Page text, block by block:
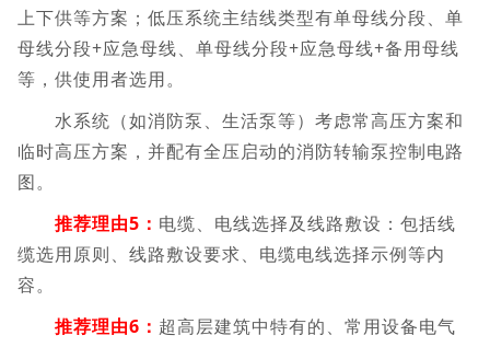
上下供等方案；低压系统主结线类型有单母线分段、单
母线分段+应急母线、单母线分段+应急母线+备用母线
等，供使用者选用。
水系统（如消防泵、生活泵等）考虑常高压方案和
临时高压方案，并配有全压启动的消防转输泵控制电路
图。
推荐理由5： 电缆、电线选择及线路敷设：包括线
缆选用原则、线路敷设要求、电缆电线选择示例等内
容。
推荐理由6： 超高层建筑中特有的、常用设备电气